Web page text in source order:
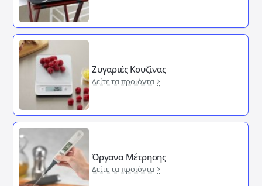
Ζυγαριές Κουζίνας
Δείτε τα προιόντα
Όργανα Μέτρησης
Δείτε τα προιόντα